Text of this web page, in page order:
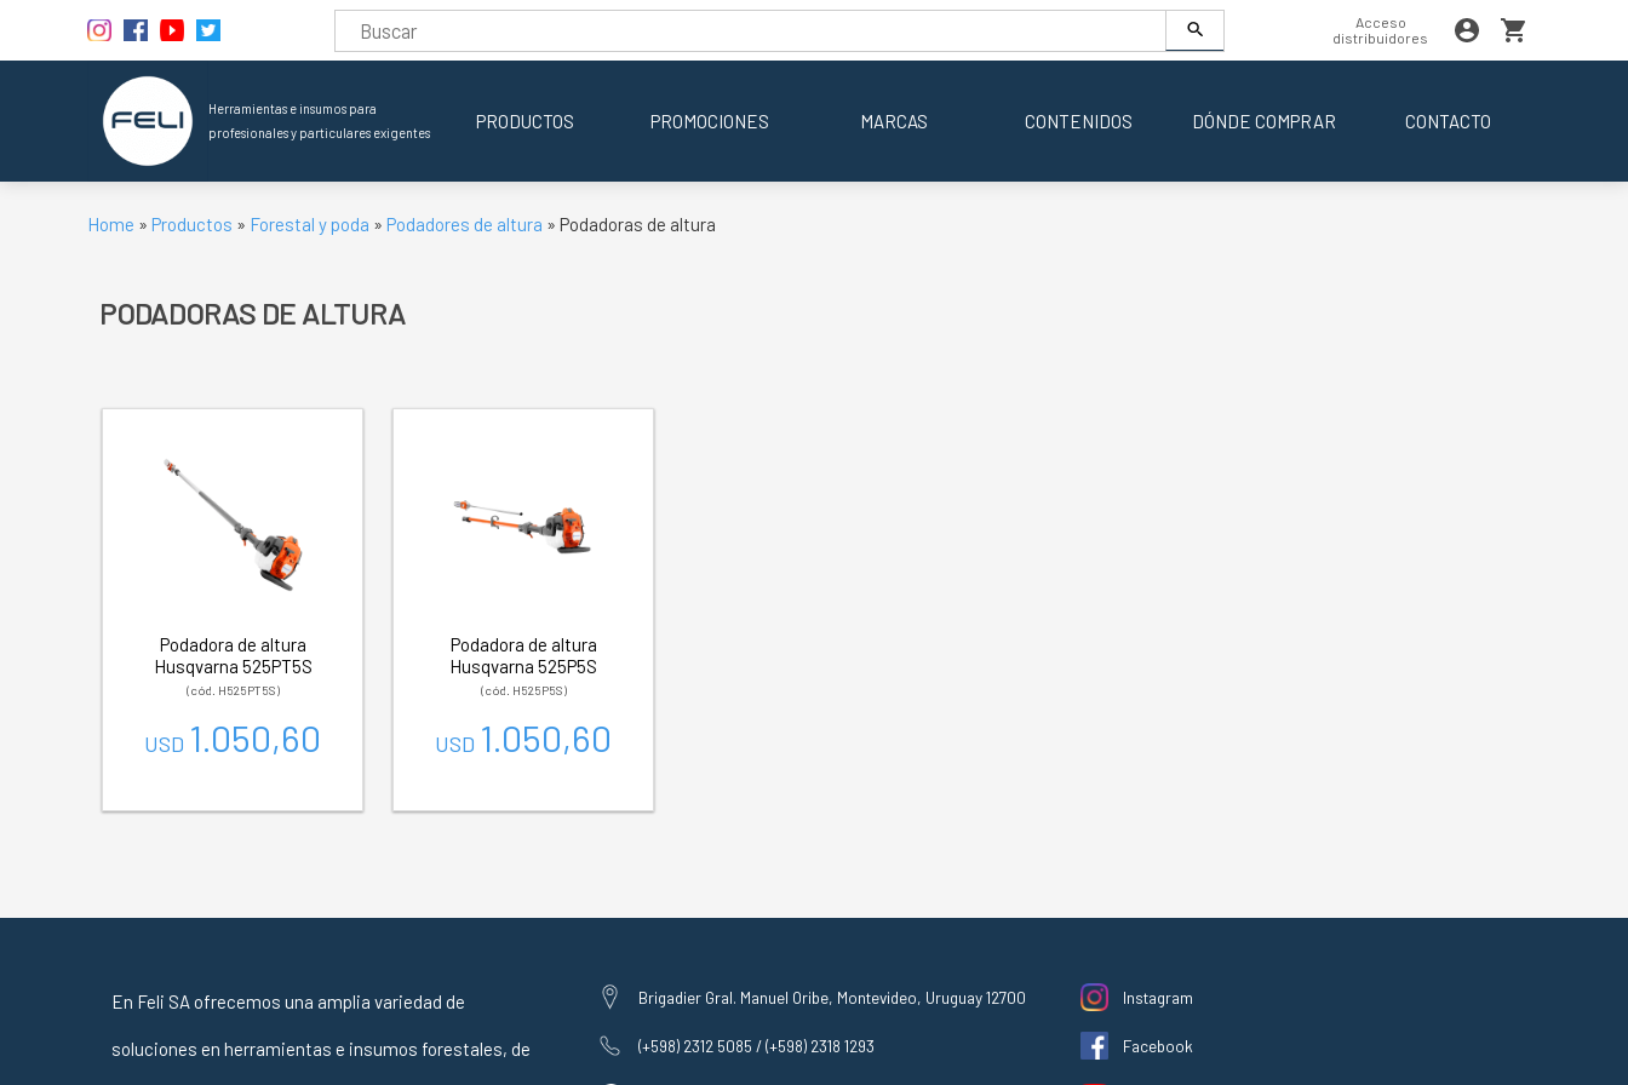
Acceso
distribuidores
Herramientas e insumos para
profesionales y particulares exigentes
PRODUCTOS PROMOCIONES MARCAS CONTENIDOS DÓNDE COMPRAR CONTACTO
Home » Productos » Forestal y poda » Podadores de altura » Podadoras de altura
PODADORAS DE ALTURA
Podadora de altura
Husqvarna 525PT5S
(cód. H525PT5S)
USD 1.050,60
Podadora de altura
Husqvarna 525P5S
(cód. H525P5S)
USD 1.050,60
En Feli SA ofrecemos una amplia variedad de
soluciones en herramientas e insumos forestales, de
Brigadier Gral. Manuel Oribe, Montevideo, Uruguay 12700
(+598) 2312 5085 / (+598) 2318 1293
Instagram
Facebook